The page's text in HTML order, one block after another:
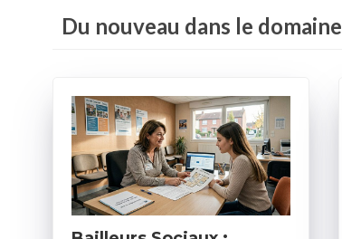
Du nouveau dans le domaine